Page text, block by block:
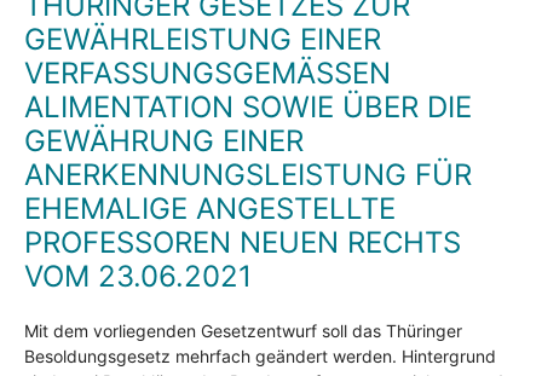
GEWÄHRLEISTUNG EINER
VERFASSUNGSGEMÄSSEN A
LIMENTATION SOWIE ÜBER DIE G
EWÄHRUNG EINER A
NERKENNUNGSLEISTUNG FÜR E
HEMALIGE ANGESTELLTE P
ROFESSOREN NEUEN RECHTS V
OM 23.06.2021
Mit dem vorliegenden Gesetzentwurf soll das Thüringer
Besoldungsgesetz mehrfach geändert werden. Hintergrund